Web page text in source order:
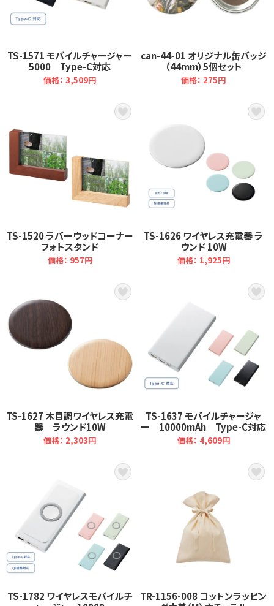
TS-1571 モバイルチャージャー
5000 Type-C対応
価格： 3,509円
can-44-01 オリジナル缶バッジ
（44mm）5個セット
価格： 275円
TS-1520 ラバーウッドコーナー
フォトスタンド
価格： 957円
TS-1626 ワイヤレス充電器 ラ
ウンド 10W
価格： 1,925円
TS-1627 木目調ワイヤレス充電
器 ラウンド10W
価格： 2,303円
TS-1637 モバイルチャージャ
ー 10000mAh Type-C対応
価格： 4,609円
TS-1782 ワイヤレスモバイルチ
TR-1156-008 コットンラッピン